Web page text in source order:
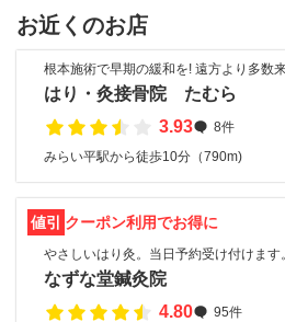
お近くのお店
根本施術で早期の緩和を! 遠方より多数
はり・灸接骨院 たむら
3.93
8件
みらい平駅から徒歩10分（790m)
値引 クーポン利用でお得に
やさしいはり灸。当日予約受け付けます。
なずな堂鍼灸院
4.80
95件